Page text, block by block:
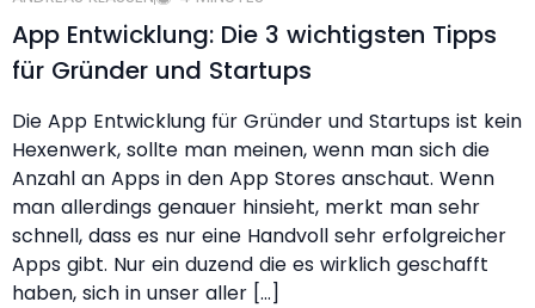
App Entwicklung: Die 3 wichtigsten Tipps
für Gründer und Startups
Die App Entwicklung für Gründer und Startups ist kein
Hexenwerk, sollte man meinen, wenn man sich die
Anzahl an Apps in den App Stores anschaut. Wenn
man allerdings genauer hinsieht, merkt man sehr
schnell, dass es nur eine Handvoll sehr erfolgreicher
Apps gibt. Nur ein duzend die es wirklich geschafft
haben, sich in unser aller […]